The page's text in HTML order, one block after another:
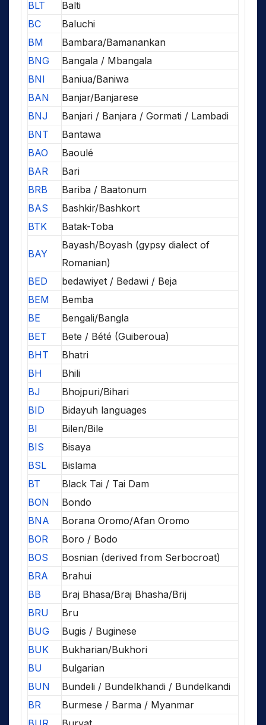
BLT
Balti
BC
Baluchi
BM
Bambara/Bamanankan
BNG
Bangala / Mbangala
BNI
Baniua/Baniwa
BAN
Banjar/Banjarese
BNJ
Banjari / Banjara / Gormati / Lambadi
BNT
Bantawa
BAO
Baoulé
BAR
Bari
BRB
Bariba / Baatonum
BAS
Bashkir/Bashkort
BTK
Batak-Toba
BAY
Bayash/Boyash (gypsy dialect of
Romanian)
BED
bedawiyet / Bedawi / Beja
BEM
Bemba
BE
Bengali/Bangla
BET
Bete / Bété (Guiberoua)
BHT
Bhatri
BH
Bhili
BJ
Bhojpuri/Bihari
BID
Bidayuh languages
BI
Bilen/Bile
BIS
Bisaya
BSL
Bislama
BT
Black Tai / Tai Dam
BON
Bondo
BNA
Borana Oromo/Afan Oromo
BOR
Boro / Bodo
BOS
Bosnian (derived from Serbocroat)
BRA
Brahui
BB
Braj Bhasa/Braj Bhasha/Brij
BRU
Bru
BUG
Bugis / Buginese
BUK
Bukharian/Bukhori
BU
Bulgarian
BUN
Bundeli / Bundelkhandi / Bundelkandi
BR
Burmese / Barma / Myanmar